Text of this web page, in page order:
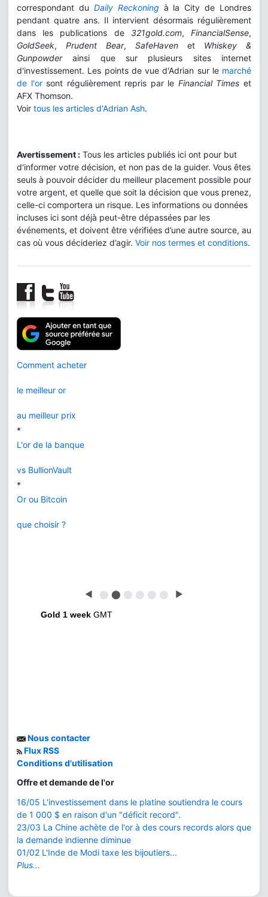
correspondant du Daily Reckoning à la City de Londres
pendant quatre ans. Il intervient désormais régulièrement
dans les publications de 321gold.com,FinancialSense,
GoldSeek, Prudent Bear, SafeHaven et Whiskey &
Gunpowderainsi que sur plusieurs sites internet
d'investissement. Les points de vue d'Adrian sur le marché
de l'orsont régulièrement repris par le Financial Times et
AFX Thomson.
Voir tous les articles d'Adrian Ash.
Avertissement : Tous les articles publiés ici ont pour but
d'informer votre décision, et non pas de la guider. Vous êtes
seuls à pouvoir décider du meilleur placement possible pour
votre argent, et quelle que soit la décision que vous prenez,
celle-ci comportera un risque. Les informations ou données
incluses ici sont déjà peut-être dépassées par les
événements, et doivent être vérifiées d’une autre source, au
cas où vous décideriez d’agir. Voir nos termes et conditions.
Comment acheter
le meilleur or
au meilleur prix
*
L'or de la banque
vs BullionVault
*
Or ou Bitcoin
que choisir ?
◀ ⬤ ⬤ ⬤ ⬤ ⬤ ⬤ ▶
Gold 1 week GMT
Nous contacter
Flux RSS
Conditions d'utilisation
Offre et demande de l'or
16/05 L'investissement dans le platine soutiendra le cours
de 1 000 $ en raison d'un "déficit record".
23/03 La Chine achète de l'or à des cours records alors que
la demande indienne diminue
01/02 L'Inde de Modi taxe les bijoutiers...
Plus...